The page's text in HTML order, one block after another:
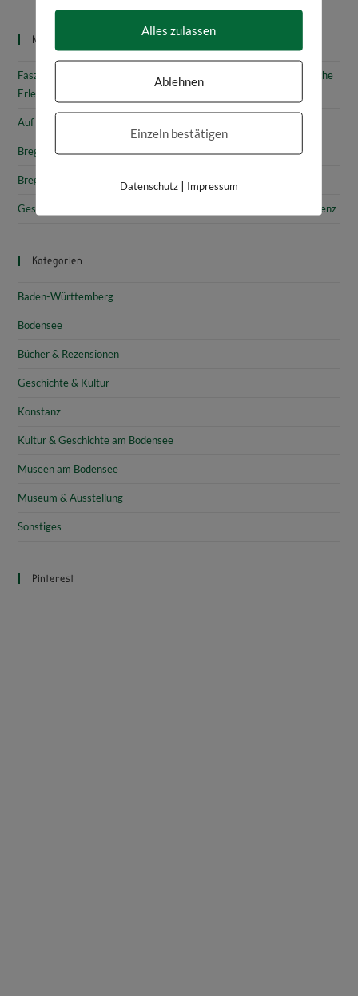
Neueste Beiträge
Faszinierende Geschichte & fantastische Kunst: 10 (kunst)historische
Erlebnisse am Bodensee
Auf den Spuren von Annette von Droste-Hülshoff in Meersburg
Bregenz: Kirchen, Kapellen & Kultur
Bregenz: Stadtgeschichte & Sehenswürdigkeiten
Gesammelte Schätze Vorarlbergs: Das vorarlberg museum in Bregenz
Kategorien
Baden-Württemberg
Bodensee
Bücher & Rezensionen
Geschichte & Kultur
Konstanz
Kultur & Geschichte am Bodensee
Museen am Bodensee
Museum & Ausstellung
Sonstiges
Pinterest
Alles zulassen
Ablehnen
Einzeln bestätigen
Datenschutz| Impressum